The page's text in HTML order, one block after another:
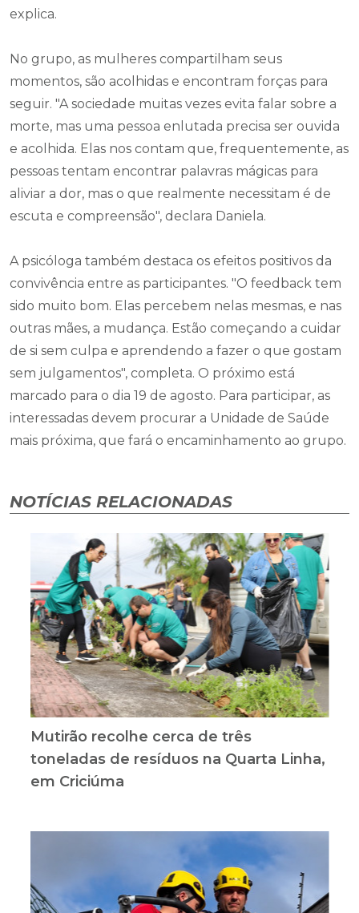
explica.
No grupo, as mulheres compartilham seus
momentos, são acolhidas e encontram forças para
seguir. "A sociedade muitas vezes evita falar sobre a
morte, mas uma pessoa enlutada precisa ser ouvida
e acolhida. Elas nos contam que, frequentemente, as
pessoas tentam encontrar palavras mágicas para
aliviar a dor, mas o que realmente necessitam é de
escuta e compreensão", declara Daniela.
A psicóloga também destaca os efeitos positivos da
convivência entre as participantes. "O feedback tem
sido muito bom. Elas percebem nelas mesmas, e nas
outras mães, a mudança. Estão começando a cuidar
de si sem culpa e aprendendo a fazer o que gostam
sem julgamentos", completa. O próximo está
marcado para o dia 19 de agosto. Para participar, as
interessadas devem procurar a Unidade de Saúde
mais próxima, que fará o encaminhamento ao grupo.
NOTÍCIAS RELACIONADAS
Mutirão recolhe cerca de três
toneladas de resíduos na Quarta Linha,
em Criciúma